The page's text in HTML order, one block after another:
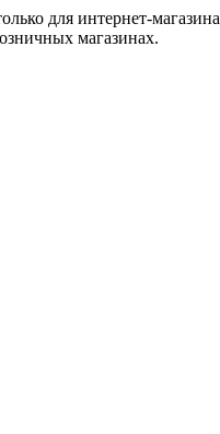
для интернет-
магазинах.